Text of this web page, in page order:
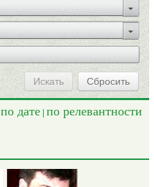
Искать Сбросить
по дате по релевантности